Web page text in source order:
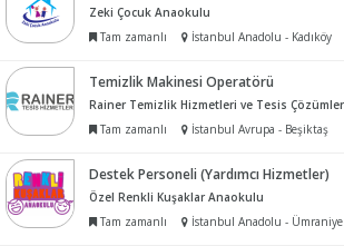
Zeki Çocuk Anaokulu
Tam zamanlı
İstanbul Anadolu - Kadıköy
Temizlik Makinesi Operatörü
Tam zamanlı
İstanbul Avrupa - Beşiktaş
Destek Personeli (Yardımcı Hizmetler)
Özel Renkli Kuşaklar Anaokulu
Tam zamanlı
İstanbul Anadolu - Ümraniye